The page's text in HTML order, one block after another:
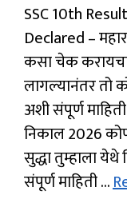
SSC 10th
Declared –
कसा चेक
लागल्यानंतर तो
अशी संपूर्ण
निकाल 2026
सुद्धा तुम्हाला
संपूर्ण माहिती …